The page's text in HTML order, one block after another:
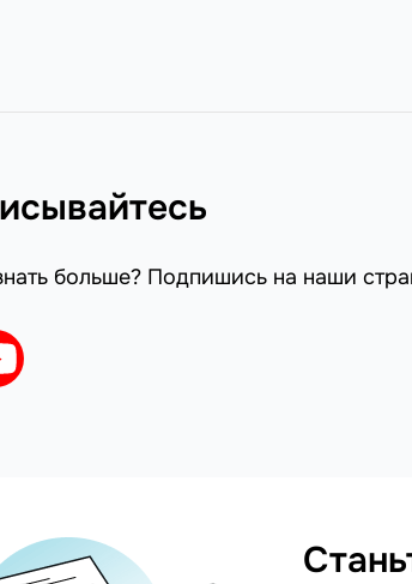
больше? Подпишись на наши